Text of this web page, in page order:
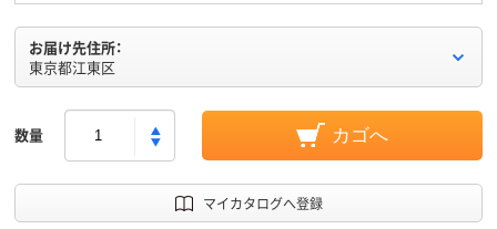
お届け先住所：
東京都江東区
数量 カゴへ
マイカタログへ登録